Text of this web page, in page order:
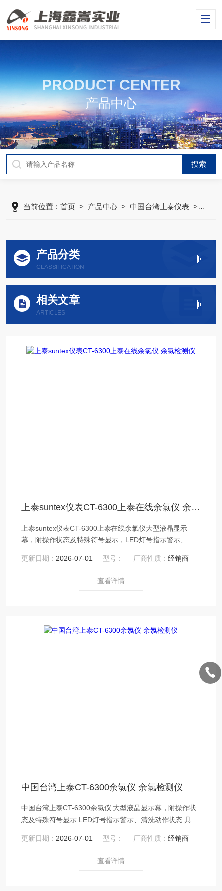
PRODUCT CENTER
产品中心
当前位置：首页 > 产品中心 >中国台湾上泰仪表 > 中国
产品分类
CLASSIFICATION
相关文章
ARTICLES
上泰suntex仪表CT-6300上泰在线余氯仪 余氯检测仪
上泰suntex仪表CT-6300上泰在线余氯仪大型液晶显示
幕，附操作状态及特殊符号显示，LED灯号指示警示、清
能，操作简单方便。
更新日期： 2026-07-01 型号： 厂商性质：经销商
查看详情
中国台湾上泰CT-6300余氯仪 余氯检测仪
中国台湾上泰CT-6300余氯仪 大型液晶显示幕，附操作状
态及特殊符号显示 LED灯号指示警示、清洗动作状态 具手
更新日期： 2026-07-01 型号： 厂商性质：经销商
查看详情